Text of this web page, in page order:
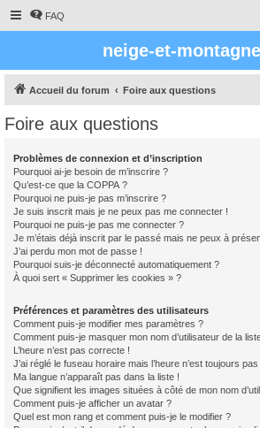
FAQ
neige-et-
Accueil du forum Foire aux questions
Foire aux questions
Problèmes de connexion et d’inscription
Pourquoi ai-je besoin de m’inscrire ?
Qu’est-ce que la COPPA ?
Pourquoi ne puis-je pas m’inscrire ?
Je suis inscrit mais je ne peux pas me connecter !
Pourquoi ne puis-je pas me connecter ?
Je m’étais déjà inscrit par le passé mais ne peux à
J’ai perdu mon mot de passe !
Pourquoi suis-je déconnecté automatiquement ?
À quoi sert « Supprimer les cookies » ?
Préférences et paramètres des utilisateurs
Comment puis-je modifier mes paramètres ?
Comment puis-je masquer mon nom d’utilisateur de la
L’heure n’est pas correcte !
J’ai réglé le fuseau horaire mais l’heure n’est toujours
Ma langue n’apparaît pas dans la liste !
Que signifient les images situées à côté de mon nom
Comment puis-je afficher un avatar ?
Quel est mon rang et comment puis-je le modifier ?